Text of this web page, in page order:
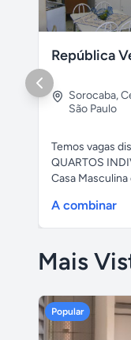
Sorocaba,
São Paulo
Temos vagas
QUARTOS
Casa Masculina
A combinar
Mais
Popular